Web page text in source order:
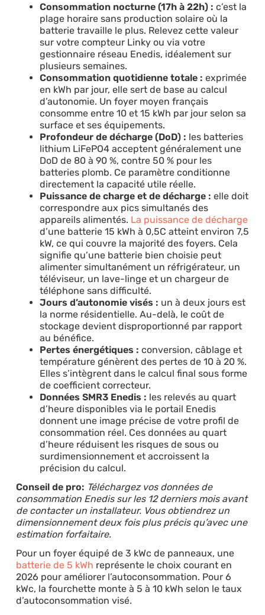
Consommation nocturne (17h à 22h) : c’est la
plage horaire sans production solaire où la
batterie travaille le plus. Relevez cette valeur
sur votre compteur Linky ou via votre
gestionnaire réseau Enedis, idéalement sur
plusieurs semaines.
Consommation quotidienne totale : exprimée
en kWh par jour, elle sert de base au calcul
d’autonomie. Un foyer moyen français
consomme entre 10 et 15 kWh par jour selon sa
surface et ses équipements.
Profondeur de décharge (DoD) : les batteries
lithium LiFePO4 acceptent généralement une
DoD de 80 à 90 %, contre 50 % pour les
batteries plomb. Ce paramètre conditionne
directement la capacité utile réelle.
Puissance de charge et de décharge : elle doit
correspondre aux pics simultanés des
appareils alimentés. La puissance de décharge
d’une batterie 15 kWh à 0,5C atteint environ 7,5
kW, ce qui couvre la majorité des foyers. Cela
signifie qu’une batterie bien choisie peut
alimenter simultanément un réfrigérateur, un
téléviseur, un lave-linge et un chargeur de
téléphone sans difficulté.
Jours d’autonomie visés : un à deux jours est
la norme résidentielle. Au-delà, le coût de
stockage devient disproportionné par rapport
au bénéfice.
Pertes énergétiques : conversion, câblage et
température génèrent des pertes de 10 à 20 %.
Elles s’intègrent dans le calcul final sous forme
de coefficient correcteur.
Données SMR3 Enedis : les relevés au quart
d’heure disponibles via le portail Enedis
donnent une image précise de votre profil de
consommation réel. Ces données au quart
d’heure réduisent les risques de sous ou
surdimensionnement et accroissent la
précision du calcul.
Conseil de pro: Téléchargez vos données de
consommation Enedis sur les 12 derniers mois avant
de contacter un installateur. Vous obtiendrez un
dimensionnement deux fois plus précis qu’avec une
estimation forfaitaire.
Pour un foyer équipé de 3 kWc de panneaux, une
batterie de 5 kWh représente le choix courant en
2026 pour améliorer l’autoconsommation. Pour 6
kWc, la fourchette monte à 5 à 10 kWh selon le taux
d’autoconsommation visé.